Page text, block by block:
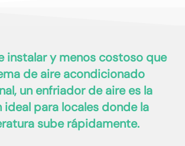
instalar y menos costoso que
de aire acondicionado
un enfriador de aire es la
ideal para locales donde la
sube rápidamente.